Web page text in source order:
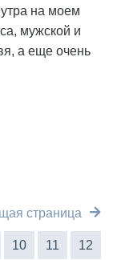
на моем
мужской и
а еще очень
страница
10 11 12